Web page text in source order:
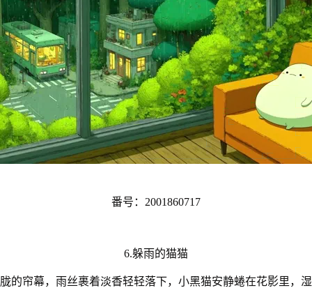
番号：2001860717
6.躲雨的猫猫
的帘幕，雨丝裹着淡香轻轻落下，小黑猫安静蜷在花影里，